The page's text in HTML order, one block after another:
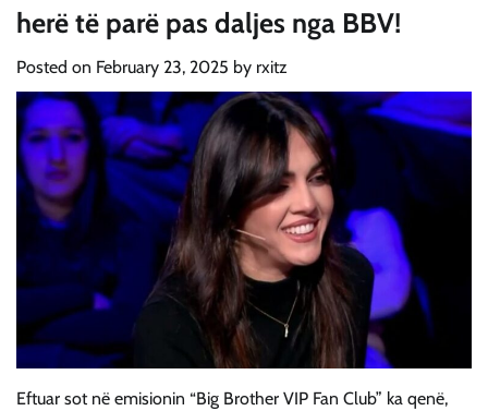
herë të parë pas daljes nga BBV!
Posted on February 23, 2025 by rxitz
Eftuar sot në emisionin “Big Brother VIP Fan Club” ka qenë,